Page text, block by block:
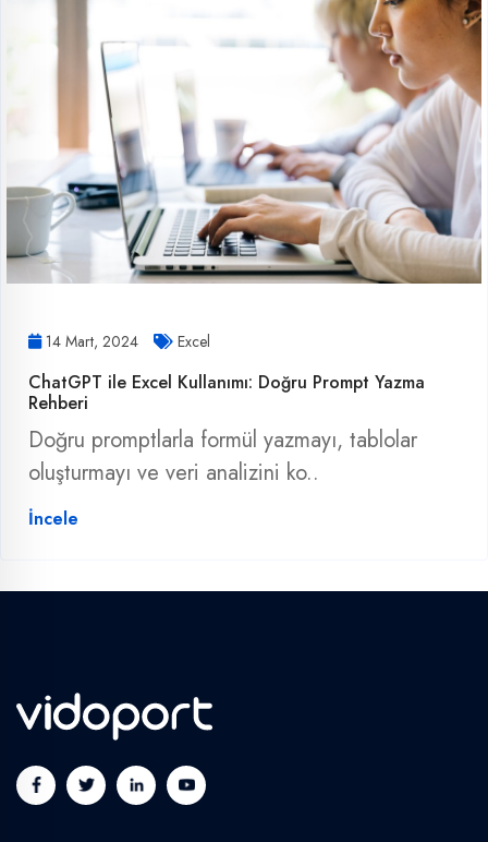
14 Mart, 2024 Excel
ChatGPT ile Excel Kullanımı: Doğru Prompt Yazma
Rehberi
Doğru promptlarla formül yazmayı, tablolar
oluşturmayı ve veri analizini ko..
İncele